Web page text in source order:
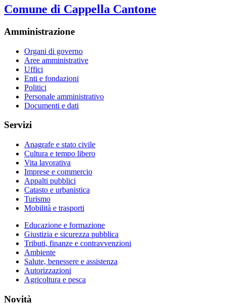
Comune di Cappella Cantone
Amministrazione
Organi di governo
Aree amministrative
Uffici
Enti e fondazioni
Politici
Personale amministrativo
Documenti e dati
Servizi
Anagrafe e stato civile
Cultura e tempo libero
Vita lavorativa
Imprese e commercio
Appalti pubblici
Catasto e urbanistica
Turismo
Mobilità e trasporti
Educazione e formazione
Giustizia e sicurezza pubblica
Tributi, finanze e contravvenzioni
Ambiente
Salute, benessere e assistenza
Autorizzazioni
Agricoltura e pesca
Novità